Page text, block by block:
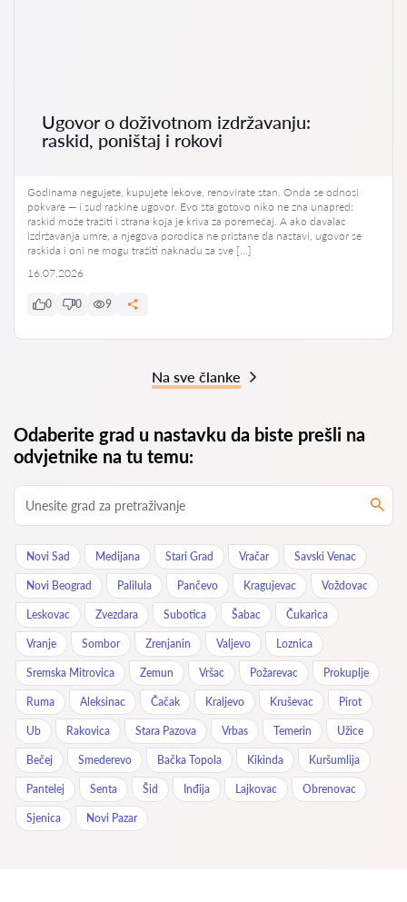
Ugovor o doživotnom izdržavanju:
raskid, poništaj i rokovi
Godinama negujete, kupujete lekove, renovirate stan. Onda se odnosi
pokvare — i sud raskine ugovor. Evo šta gotovo niko ne zna unapred:
raskid može tražiti i strana koja je kriva za poremećaj. A ako davalac
izdržavanja umre, a njegova porodica ne pristane da nastavi, ugovor se
raskida i oni ne mogu tražiti naknadu za sve […]
16.07.2026
0 0 9
Na sve članke
Odaberite grad u nastavku da biste prešli na
odvjetnike na tu temu:
Novi Sad Medijana Stari Grad Vračar Savski Venac
Novi Beograd Palilula Pančevo Kragujevac Voždovac
Leskovac Zvezdara Subotica Šabac Čukarica
Vranje Sombor Zrenjanin Valjevo Loznica
Sremska Mitrovica Zemun Vršac Požarevac Prokuplje
Ruma Aleksinac Čačak Kraljevo Kruševac Pirot
Ub Rakovica Stara Pazova Vrbas Temerin Užice
Bečej Smederevo Bačka Topola Kikinda Kuršumlija
Pantelej Senta Šid Inđija Lajkovac Obrenovac
Sjenica Novi Pazar